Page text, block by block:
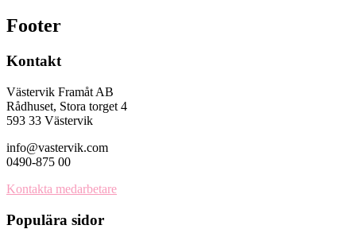
Footer
Kontakt
Västervik Framåt AB
Rådhuset, Stora torget 4
593 33 Västervik
info@vastervik.com
0490-875 00
Kontakta medarbetare
Populära sidor